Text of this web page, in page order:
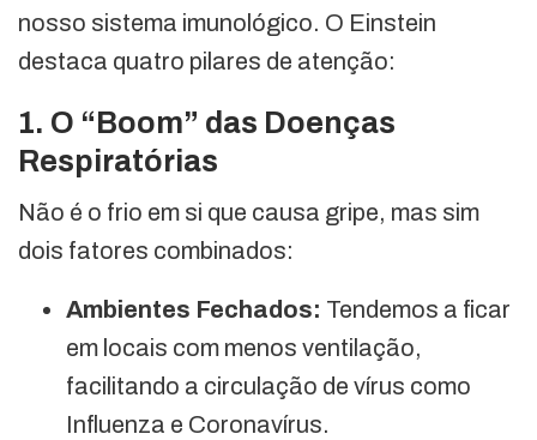
nosso sistema imunológico. O Einstein
destaca quatro pilares de atenção:
1. O “Boom” das Doenças
Respiratórias
Não é o frio em si que causa gripe, mas sim
dois fatores combinados:
Ambientes Fechados: Tendemos a ficar
em locais com menos ventilação,
facilitando a circulação de vírus como
Influenza e Coronavírus.